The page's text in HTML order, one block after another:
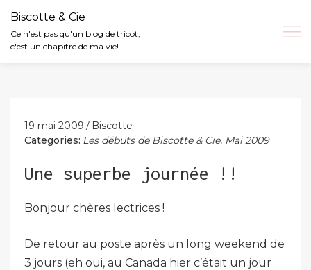
Biscotte & Cie
Ce n'est pas qu'un blog de tricot,
c'est un chapitre de ma vie!
19 mai 2009
Biscotte
Categories: Les débuts de Biscotte & Cie, Mai 2009
Une superbe journée !!
Bonjour chères lectrices !
De retour au poste après un long weekend de
3 jours (eh oui, au Canada hier c’était un jour